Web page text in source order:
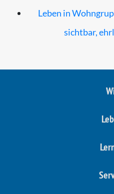
Leben in
sichtbar,